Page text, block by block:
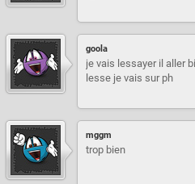
goola
je vais lessayer il aller
lesse je vais sur ph
mggm
trop bien